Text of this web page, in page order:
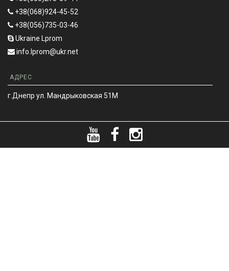
+38(068)924-45-52
+38(056)735-03-46
Ukraine Lprom
info.lprom@ukr.net
АДРЕС
г.Днепр ул. Мандрыковская 51М